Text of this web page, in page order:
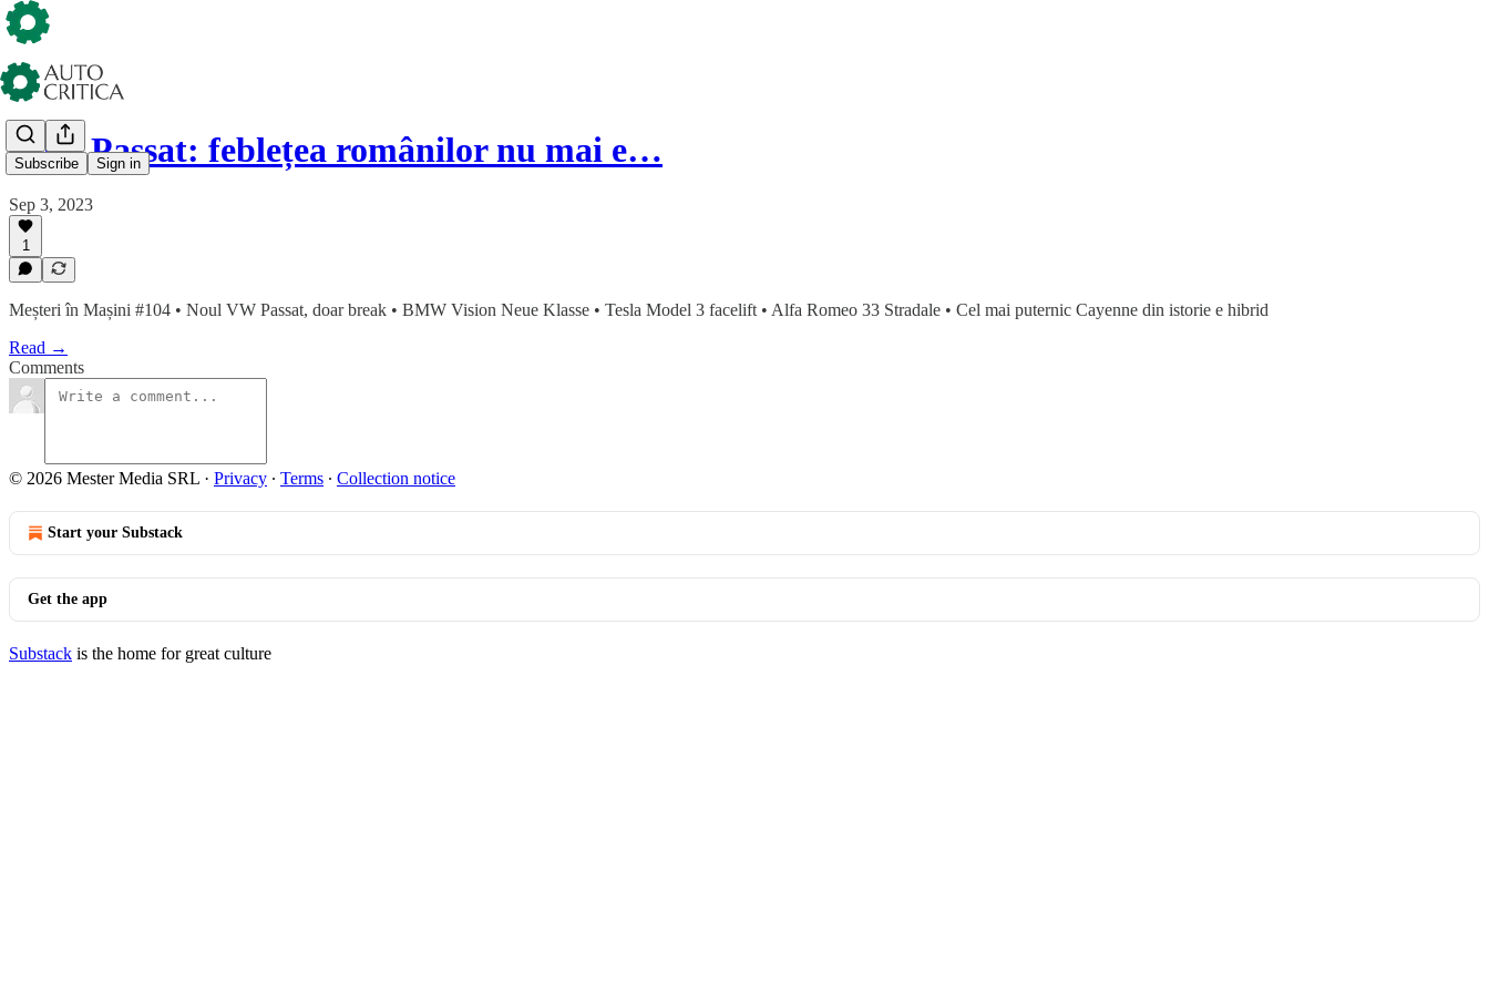
Subscribe Sign in
Noul Passat: feblețea românilor nu mai e…
Sep 3, 2023
1
Meșteri în Mașini #104 • Noul VW Passat, doar break • BMW Vision Neue Klasse • Tesla Model 3 facelift • Alfa Romeo 33 Stradale • Cel mai puternic Cayenne din istorie e hibrid
Read →
Comments
© 2026 Mester Media SRL · Privacy ∙ Terms ∙ Collection notice
Start your Substack
Get the app
Substack is the home for great culture